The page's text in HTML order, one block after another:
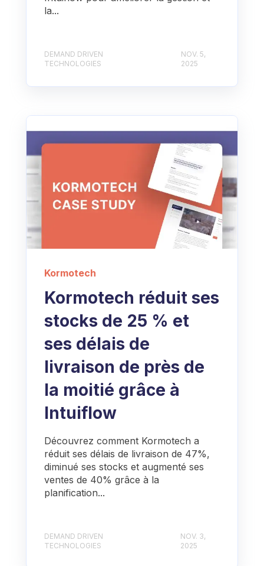
la...
DEMAND DRIVEN
TECHNOLOGIES
NOV. 5,
2025
Kormotech
Kormotech réduit ses
stocks de 25 % et
ses délais de
livraison de près de
la moitié grâce à
Intuiflow
Découvrez comment Kormotech a
réduit ses délais de livraison de 47%,
diminué ses stocks et augmenté ses
ventes de 40% grâce à la
planification...
DEMAND DRIVEN
TECHNOLOGIES
NOV. 3,
2025